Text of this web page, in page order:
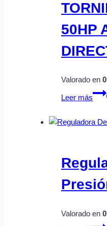
50HP
Valorado en 0
Leer más
Valorado en 0